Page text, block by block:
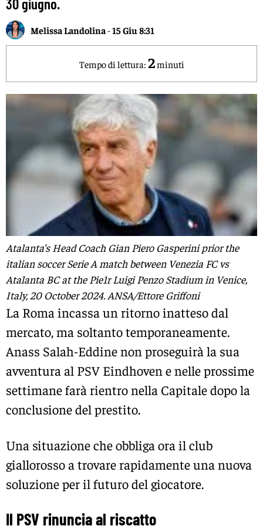
Melissa Landolina -15 Giu 8:31
Tempo di lettura: 2minuti
Atalanta’s Head Coach Gian Piero Gasperini prior the
italian soccer Serie A match between Venezia FC vs
Atalanta BC at the Pie1r Luigi Penzo Stadium in Venice,
Italy, 20 October 2024. ANSA/Ettore Griffoni
La Roma incassa un ritorno inatteso dal
mercato, ma soltanto temporaneamente.
Anass Salah-Eddine non proseguirà la sua
avventura al PSV Eindhoven e nelle prossime
settimane farà rientro nella Capitale dopo la
conclusione del prestito.
Una situazione che obbliga ora il club
giallorosso a trovare rapidamente una nuova
soluzione per il futuro del giocatore.
Il PSV rinuncia al riscatto